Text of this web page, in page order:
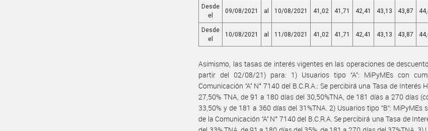
Desde
el
09/08/2021 al 10/08/2021 41,02 41,71 42,41 43,13 43,87
Desde
el
10/08/2021 al 11/08/2021 41,02 41,71 42,41 43,13 43,87
Asimismo, las tasas de interés vigentes en las operaciones de
partir del 02/08/21) para: 1) Usuarios tipo “A”: MiPyMEs con
Comunicación ‘‘A’’ N° 7140 del B.C.R.A.: Se percibirá una Tasa de Interés
27,50% TNA, de 91 a 180 días del 30,50%TNA, de 181 días a 270 días
33,50% y de 181 a 360 días del 31%TNA. 2) Usuarios tipo “B”: MiPyMEs
de la Comunicación ‘‘A’’ N° 7140 del B.C.R.A. Se percibirá una Tasa de